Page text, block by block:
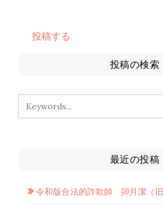
投稿する
投稿の検索
最近の投稿
令和版合法的詐欺師 卯月潔（旧